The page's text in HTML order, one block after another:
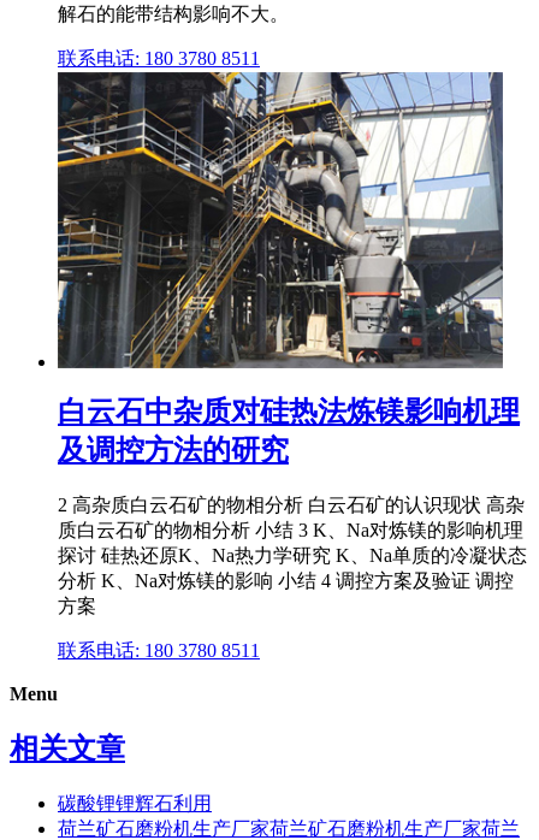
解石的能带结构影响不大。
联系电话: 180 3780 8511
白云石中杂质对硅热法炼镁影响机理
及调控方法的研究
2 高杂质白云石矿的物相分析 白云石矿的认识现状 高杂
质白云石矿的物相分析 小结 3 K、Na对炼镁的影响机理
探讨 硅热还原K、Na热力学研究 K、Na单质的冷凝状态
分析 K、Na对炼镁的影响 小结 4 调控方案及验证 调控
方案
联系电话: 180 3780 8511
Menu
相关文章
碳酸锂锂辉石利用
荷兰矿石磨粉机生产厂家荷兰矿石磨粉机生产厂家荷兰